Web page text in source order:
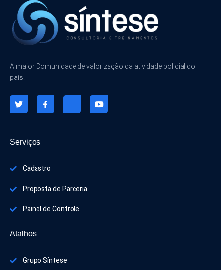
A maior Comunidade de valorização da atividade policial do
país.
Serviços
Cadastro
Proposta de Parceria
Painel de Controle
Atalhos
Grupo Síntese